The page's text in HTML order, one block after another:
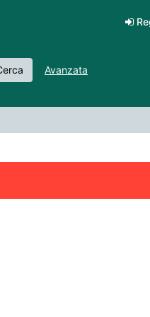
Avanzata